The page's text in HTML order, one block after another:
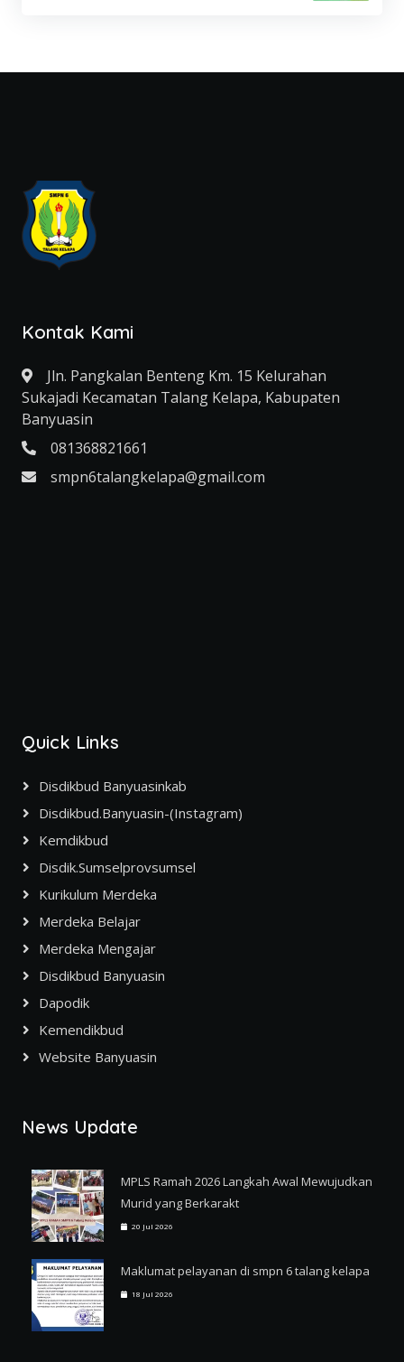
Kontak Kami
Jln. Pangkalan Benteng Km. 15 Kelurahan
Sukajadi Kecamatan Talang Kelapa, Kabupaten
Banyuasin
081368821661
smpn6talangkelapa@gmail.com
Quick Links
Disdikbud Banyuasinkab
Disdikbud.banyuasin-(Instagram)
Kemdikbud
Disdik.sumselprovsumsel
Kurikulum Merdeka
Merdeka Belajar
Merdeka Mengajar
Disdikbud Banyuasin
Dapodik
Kemendikbud
Website Banyuasin
News Update
MPLS Ramah 2026 Langkah Awal Mewujudkan
Murid yang Berkarakt
20 Jul 2026
Maklumat pelayanan di smpn 6 talang kelapa
18 Jul 2026